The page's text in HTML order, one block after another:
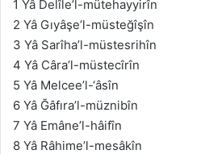
1 Yâ Delîle’l-mütehayyirîn
2 Yâ Gıyâşe’l-müsteğîşîn
3 Yâ Sarîha’l-müstesrihîn
4 Yâ Câra’l-müstecîrîn
5 Yâ Melcee’l-‘âsîn
6 Yâ Ğâfıra’l-müznibîn
7 Yâ Emâne’l-hâifîn
8 Yâ Râhime’l-mesâkîn